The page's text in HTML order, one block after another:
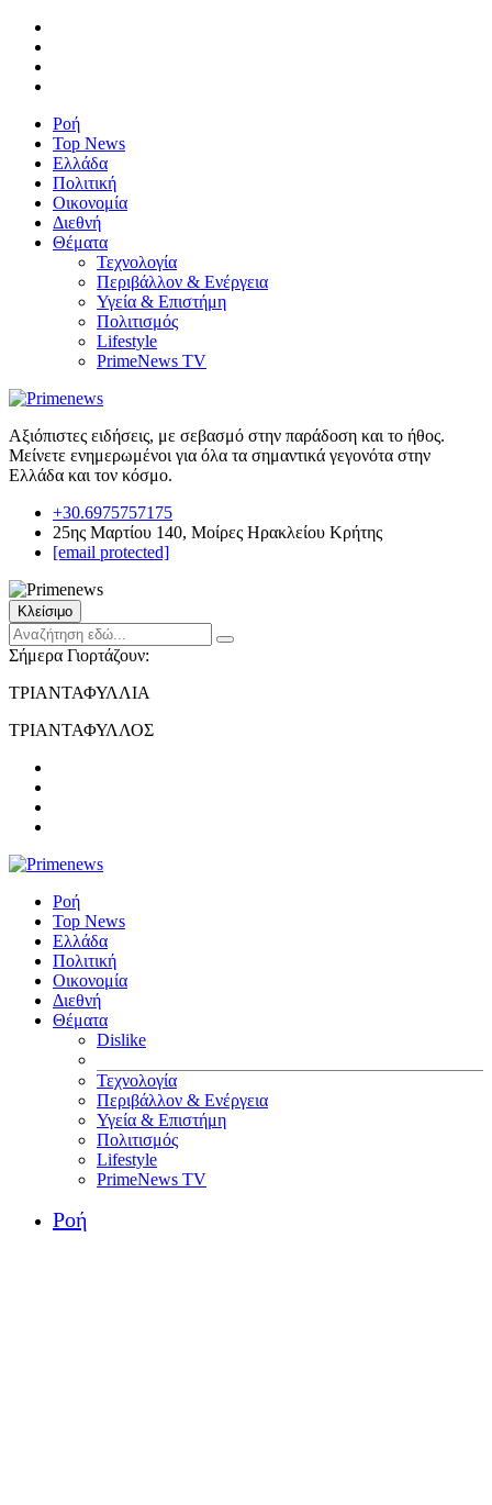
Ροή
Top News
Ελλάδα
Πολιτική
Οικονομία
Διεθνή
Θέματα
Τεχνολογία
Περιβάλλον & Ενέργεια
Υγεία & Επιστήμη
Πολιτισμός
Lifestyle
PrimeNews TV
Αξιόπιστες ειδήσεις, με σεβασμό στην παράδοση και το ήθος.
Μείνετε ενημερωμένοι για όλα τα σημαντικά γεγονότα στην
Ελλάδα και τον κόσμο.
+30.6975757175
25ης Μαρτίου 140, Μοίρες Ηρακλείου Κρήτης
[email protected]
Κλείσιμο
Σήμερα Γιορτάζουν:
ΤΡΙΑΝΤΑΦΥΛΛΙΑ
ΤΡΙΑΝΤΑΦΥΛΛΟΣ
Ροή
Top News
Ελλάδα
Πολιτική
Οικονομία
Διεθνή
Θέματα
Dislike
Τεχνολογία
Περιβάλλον & Ενέργεια
Υγεία & Επιστήμη
Πολιτισμός
Lifestyle
PrimeNews TV
Ροή